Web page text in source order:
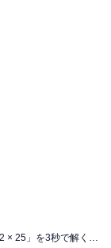
【算数クイズ】「12 × 25」を3秒で解く裏ワザは？ 1分以内で挑戦しよう！